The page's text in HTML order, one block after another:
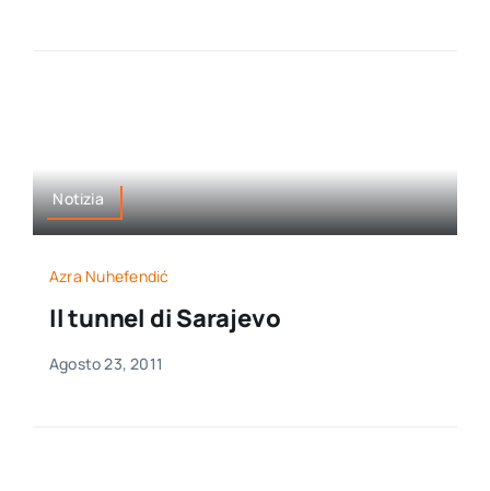
Notizia
Azra Nuhefendić
Il tunnel di Sarajevo
Agosto 23, 2011